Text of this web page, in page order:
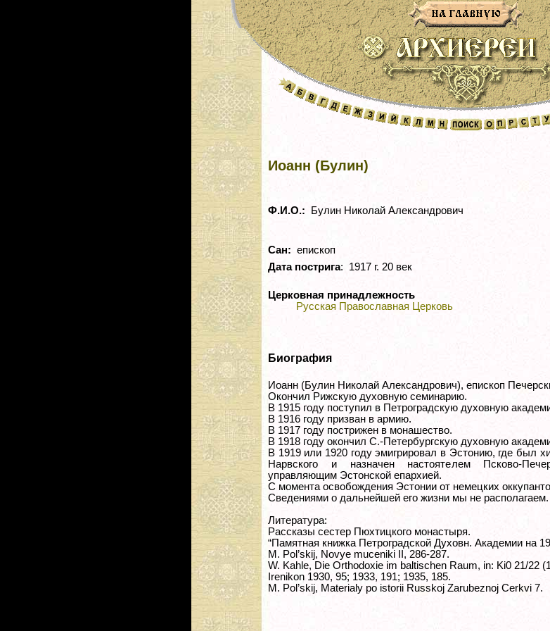
Иоанн (Булин)
Ф.И.О.: Булин Николай Александрович
Сан: епископ
Дата пострига: 1917 г. 20 век
Церковная принадлежность
Русская Православная Церковь
Биография
Иоанн (Булин Николай Александрович), епископ
Окончил Рижскую духовную семинарию.
В 1915 году поступил в Петроградскую духовную
В 1916 году призван в армию.
В 1917 году пострижен в монашество.
В 1918 году окончил С.-Петербургскую духовную
В 1919 или 1920 году эмигрировал в Эстонию, где был
Нарвского и назначен настоятелем Псково-
управляющим Эстонской епархией.
С момента освобождения Эстонии от немецких
Сведениями о дальнейшей его жизни мы не располагаем.
Литература:
Рассказы сестер Пюхтицкого монастыря.
“Памятная книжка Петроградской Духовн. Академии на
M. Pol’skij, Novye muceniki II, 286-287.
W. Kahle, Die Orthodoxie im baltischen Raum, in: Ki0 21/22
Irenikon 1930, 95; 1933, 191; 1935, 185.
M. Pol’skij, Materialy po istorii Russkoj Zarubeznoj Cerkvi 7.